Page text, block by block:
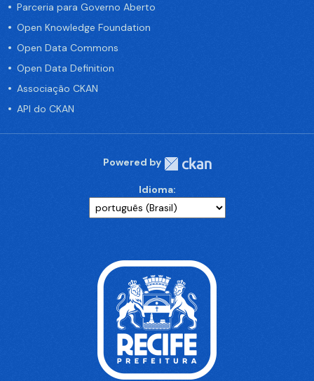
Parceria para Governo Aberto
Open Knowledge Foundation
Open Data Commons
Open Data Definition
Associação CKAN
API do CKAN
Powered by
Idioma